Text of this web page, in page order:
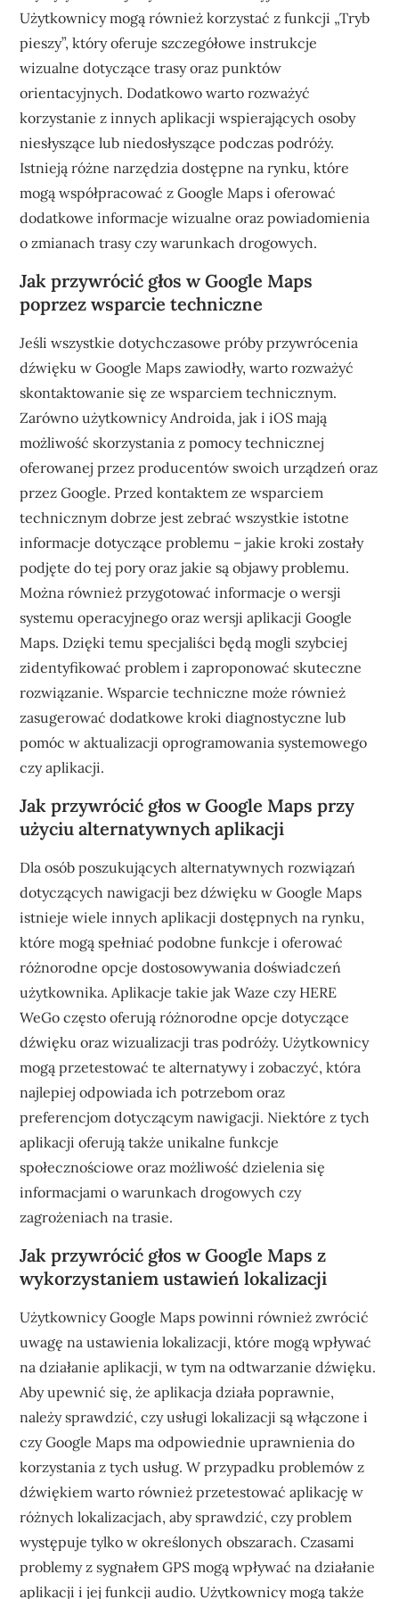
Użytkownicy mogą również korzystać z funkcji „Tryb
pieszy”, który oferuje szczegółowe instrukcje
wizualne dotyczące trasy oraz punktów
orientacyjnych. Dodatkowo warto rozważyć
korzystanie z innych aplikacji wspierających osoby
niesłyszące lub niedosłyszące podczas podróży.
Istnieją różne narzędzia dostępne na rynku, które
mogą współpracować z Google Maps i oferować
dodatkowe informacje wizualne oraz powiadomienia
o zmianach trasy czy warunkach drogowych.
Jak przywrócić głos w Google Maps
poprzez wsparcie techniczne
Jeśli wszystkie dotychczasowe próby przywrócenia
dźwięku w Google Maps zawiodły, warto rozważyć
skontaktowanie się ze wsparciem technicznym.
Zarówno użytkownicy Androida, jak i iOS mają
możliwość skorzystania z pomocy technicznej
oferowanej przez producentów swoich urządzeń oraz
przez Google. Przed kontaktem ze wsparciem
technicznym dobrze jest zebrać wszystkie istotne
informacje dotyczące problemu – jakie kroki zostały
podjęte do tej pory oraz jakie są objawy problemu.
Można również przygotować informacje o wersji
systemu operacyjnego oraz wersji aplikacji Google
Maps. Dzięki temu specjaliści będą mogli szybciej
zidentyfikować problem i zaproponować skuteczne
rozwiązanie. Wsparcie techniczne może również
zasugerować dodatkowe kroki diagnostyczne lub
pomóc w aktualizacji oprogramowania systemowego
czy aplikacji.
Jak przywrócić głos w Google Maps przy
użyciu alternatywnych aplikacji
Dla osób poszukujących alternatywnych rozwiązań
dotyczących nawigacji bez dźwięku w Google Maps
istnieje wiele innych aplikacji dostępnych na rynku,
które mogą spełniać podobne funkcje i oferować
różnorodne opcje dostosowywania doświadczeń
użytkownika. Aplikacje takie jak Waze czy HERE
WeGo często oferują różnorodne opcje dotyczące
dźwięku oraz wizualizacji tras podróży. Użytkownicy
mogą przetestować te alternatywy i zobaczyć, która
najlepiej odpowiada ich potrzebom oraz
preferencjom dotyczącym nawigacji. Niektóre z tych
aplikacji oferują także unikalne funkcje
społecznościowe oraz możliwość dzielenia się
informacjami o warunkach drogowych czy
zagrożeniach na trasie.
Jak przywrócić głos w Google Maps z
wykorzystaniem ustawień lokalizacji
Użytkownicy Google Maps powinni również zwrócić
uwagę na ustawienia lokalizacji, które mogą wpływać
na działanie aplikacji, w tym na odtwarzanie dźwięku.
Aby upewnić się, że aplikacja działa poprawnie,
należy sprawdzić, czy usługi lokalizacji są włączone i
czy Google Maps ma odpowiednie uprawnienia do
korzystania z tych usług. W przypadku problemów z
dźwiękiem warto również przetestować aplikację w
różnych lokalizacjach, aby sprawdzić, czy problem
występuje tylko w określonych obszarach. Czasami
problemy z sygnałem GPS mogą wpływać na działanie
aplikacji i jej funkcji audio. Użytkownicy mogą także